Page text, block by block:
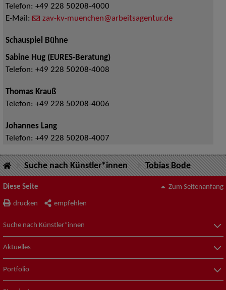
Telefon: +49 228 50208-4000
E-Mail:
zav-kv-muenchen@arbeitsagentur.de
Schauspiel Bühne
Sabine Hug (EURES-Beratung)
Telefon: +49 228 50208-4008
Thomas Krauß
Telefon: +49 228 50208-4006
Johannes Lang
Telefon: +49 228 50208-4007
Suche nach Künstler*innen Tobias Bode
Diese Seite
drucken empfehlen
Zum Seitenanfang
Suche nach Künstler*innen
Aktuelles
Portfolio